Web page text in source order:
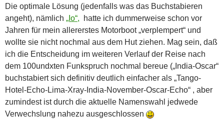
Die optimale Lösung (jedenfalls was das Buchstabieren
angeht), nämlich „Io“, hatte ich dummerweise schon vor
Jahren für mein allererstes Motorboot „verplempert“ und
wollte sie nicht nochmal aus dem Hut ziehen. Mag sein, daß
ich die Entscheidung im weiteren Verlauf der Reise nach
dem 100undxten Funkspruch nochmal bereue („India-Oscar“
buchstabiert sich definitiv deutlich einfacher als „Tango-
Hotel-Echo-Lima-Xray-India-November-Oscar-Echo“ , aber
zumindest ist durch die aktuelle Namenswahl jedwede
Verwechslung nahezu ausgeschlossen